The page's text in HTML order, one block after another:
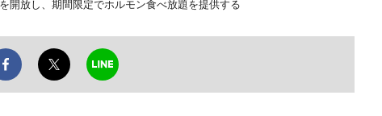
開放し、期間限定でホルモン食べ放題を提供する